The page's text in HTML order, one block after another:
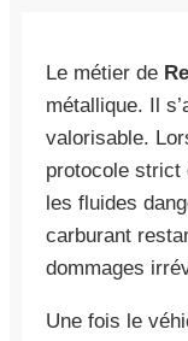
Le métier de
métallique. Il
valorisable.
protocole strict
les fluides
carburant
dommages
Une fois le